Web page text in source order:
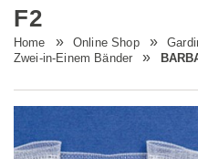
Bettgeflüster
Neue Innovationen
Wave System
ÜBER UNS
Unternehmen
Firmenrundgang
ANLEITUNGEN/
Nähanleitung
F2
Home Online Shop
Zwei-in-Einem Bänder